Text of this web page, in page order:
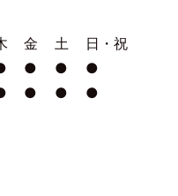
金 土
日・祝
● ●
●
● ●
●